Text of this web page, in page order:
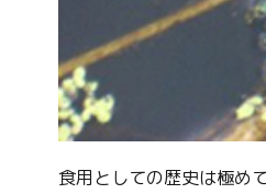
食用としての歴史は極めて